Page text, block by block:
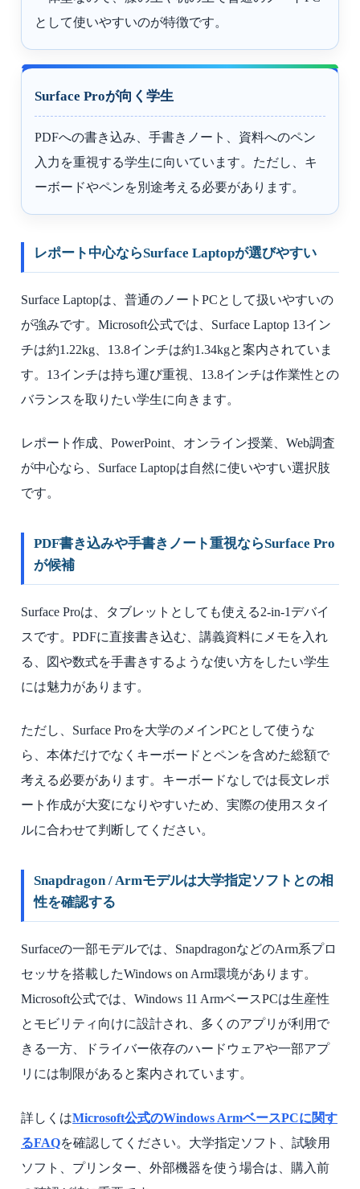
として使いやすいのが特徴です。
Surface Proが向く学生
PDFへの書き込み、手書きノート、資料へのペン
入力を重視する学生に向いています。ただし、キ
ーボードやペンを別途考える必要があります。
レポート中心ならSurface Laptopが選びやすい
Surface Laptopは、普通のノートPCとして扱いやすいの
が強みです。Microsoft公式では、Surface Laptop 13イン
チは約1.22kg、13.8インチは約1.34kgと案内されていま
す。13インチは持ち運び重視、13.8インチは作業性との
バランスを取りたい学生に向きます。
レポート作成、PowerPoint、オンライン授業、Web調査
が中心なら、Surface Laptopは自然に使いやすい選択肢
です。
PDF書き込みや手書きノート重視ならSurface Pro
が候補
Surface Proは、タブレットとしても使える2-in-1デバイ
スです。PDFに直接書き込む、講義資料にメモを入れ
る、図や数式を手書きするような使い方をしたい学生
には魅力があります。
ただし、Surface Proを大学のメインPCとして使うな
ら、本体だけでなくキーボードとペンを含めた総額で
考える必要があります。キーボードなしでは長文レポ
ート作成が大変になりやすいため、実際の使用スタイ
ルに合わせて判断してください。
Snapdragon / Armモデルは大学指定ソフトとの相
性を確認する
Surfaceの一部モデルでは、SnapdragonなどのArm系プロ
セッサを搭載したWindows on Arm環境があります。
Microsoft公式では、Windows 11 ArmベースPCは生産性
とモビリティ向けに設計され、多くのアプリが利用で
きる一方、ドライバー依存のハードウェアや一部アプ
リには制限があると案内されています。
詳しくはMicrosoft公式のWindows ArmベースPCに関す
るFAQを確認してください。大学指定ソフト、試験用
ソフト、プリンター、外部機器を使う場合は、購入前